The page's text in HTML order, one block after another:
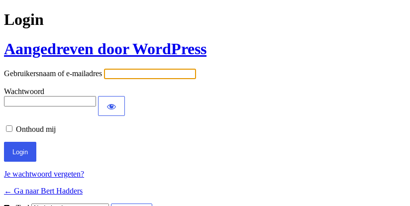
Login
Aangedreven door WordPress
Gebruikersnaam of e-mailadres
Wachtwoord
Onthoud mij
Je wachtwoord vergeten?
← Ga naar Bert Hadders